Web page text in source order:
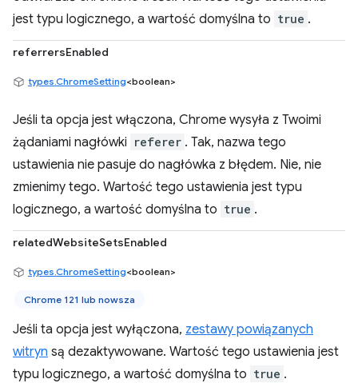
jest typu logicznego, a wartość domyślna to true .
referrersEnabled
types.ChromeSetting<boolean>
Jeśli ta opcja jest włączona, Chrome wysyła z Twoimi
żądaniami nagłówki referer . Tak, nazwa tego
ustawienia nie pasuje do nagłówka z błędem. Nie, nie
zmienimy tego. Wartość tego ustawienia jest typu
logicznego, a wartość domyślna to true .
relatedWebsiteSetsEnabled
types.ChromeSetting<boolean>
Chrome 121 lub nowsza
Jeśli ta opcja jest wyłączona, zestawy powiązanych
witryn są dezaktywowane. Wartość tego ustawienia jest
typu logicznego, a wartość domyślna to true .